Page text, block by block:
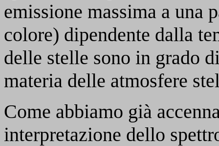
emissione massima a una
colore) dipendente dalla
delle stelle sono in grado
materia delle atmosfere
Come abbiamo già
interpretazione dello